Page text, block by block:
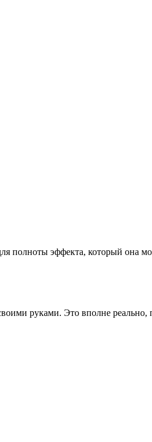
полноты эффекта, который она
руками. Это вполне реально,